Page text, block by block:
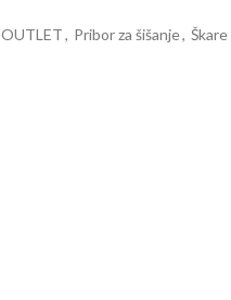
OUTLET, Pribor za šišanje, Škare